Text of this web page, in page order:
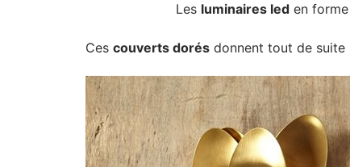
Les luminaires led en
Ces couverts dorésdonnent tout de suite